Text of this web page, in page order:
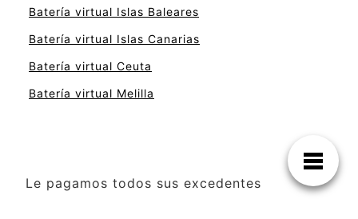
Batería virtual Islas Baleares
Batería virtual Islas Canarias
Batería virtual Ceuta
Batería virtual Melilla
Le pagamos todos sus excedentes